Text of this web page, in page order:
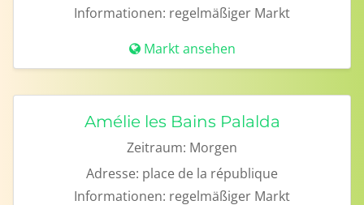
Informationen: regelmäßiger Markt
Markt ansehen
Amélie les Bains Palalda
Zeitraum: Morgen
Adresse: place de la république
Informationen: regelmäßiger Markt